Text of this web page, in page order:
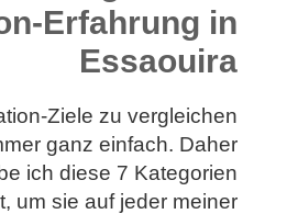
Erfahrung in
Essaouira
-Ziele zu vergleichen
ganz einfach. Daher
ich diese 7 Kategorien
, um sie auf jeder meiner